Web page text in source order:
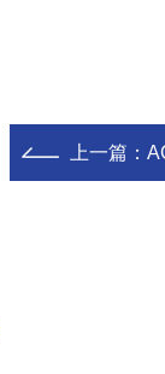
上一篇：